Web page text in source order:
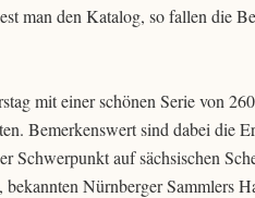
man den Katalog, so fallen die
mit einer schönen Serie von
Bemerkenswert sind dabei die
Schwerpunkt auf sächsischen
bekannten Nürnberger Sammlers